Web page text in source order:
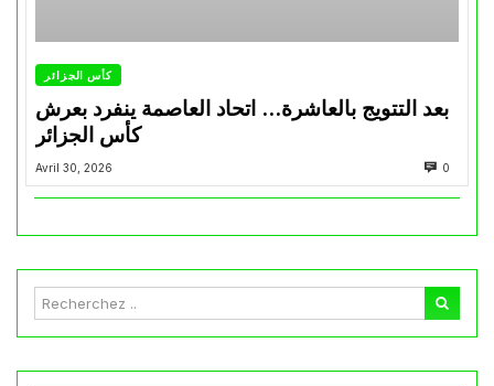
كأس الجزائر
بعد التتويج بالعاشرة… اتحاد العاصمة ينفرد بعرش
كأس الجزائر
Avril 30, 2026 0